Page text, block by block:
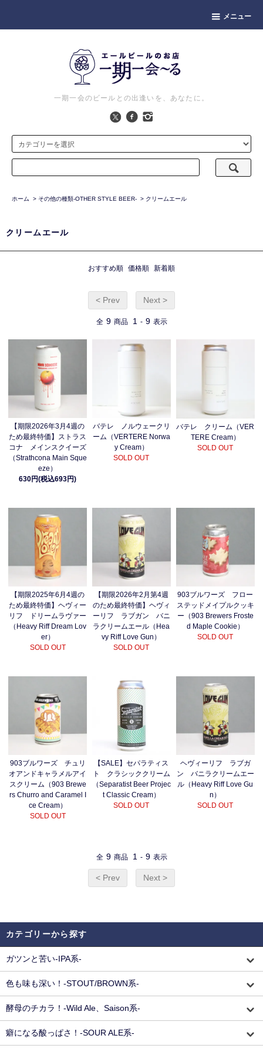
メニュー
一期一会のビールとの出逢いを、あなたに。
ホーム > その他の種類-OTHER STYLE BEER- > クリームエール
クリームエール
おすすめ順 価格順 新着順
< Prev Next >
全 9 商品 1 - 9 表示
【期限2026年3月4週の
ため最終特価】ストラス
コナ メインスクイーズ
（Strathcona Main Sque
eze）
630円(税込693円)
バテレ ノルウェークリ
ーム（VERTERE Norwa
y Cream）
SOLD OUT
バテレ クリーム（VER
TERE Cream）
SOLD OUT
【期限2025年6月4週の
ため最終特価】ヘヴィー
リフ ドリームラヴァー
（Heavy Riff Dream Lov
er）
SOLD OUT
【期限2026年2月第4週
のため最終特価】ヘヴィ
ーリフ ラブガン バニ
ラクリームエール（Hea
vy Riff Love Gun）
SOLD OUT
903ブルワーズ フロー
ステッドメイプルクッキ
ー（903 Brewers Froste
d Maple Cookie）
SOLD OUT
903ブルワーズ チュリ
オアンドキャラメルアイ
スクリーム（903 Brewe
rs Churro and Caramel I
ce Cream）
SOLD OUT
【SALE】セパラティス
ト クラシッククリーム
（Separatist Beer Projec
t Classic Cream）
SOLD OUT
ヘヴィーリフ ラブガ
ン バニラクリームエー
ル（Heavy Riff Love Gu
n）
SOLD OUT
全 9 商品 1 - 9 表示
< Prev Next >
カテゴリーから探す
ガツンと苦い-IPA系-
色も味も深い！-STOUT/BROWN系-
酵母のチカラ！-Wild Ale、Saison系-
癖になる酸っぱさ！-SOUR ALE系-